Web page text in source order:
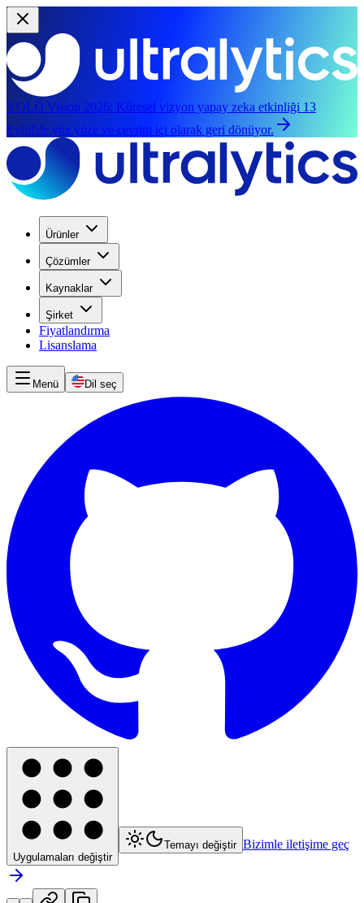
YOLO Vision 2026: Küresel vizyon yapay zeka etkinliği 13
Eylül'de yüz yüze ve çevrim içi olarak geri dönüyor.
Ürünler
Çözümler
Kaynaklar
Şirket
Fiyatlandırma
Lisanslama
Menü Dil seç
Uygulamaları değiştir
Temayı değiştir Bizimle iletişime geç